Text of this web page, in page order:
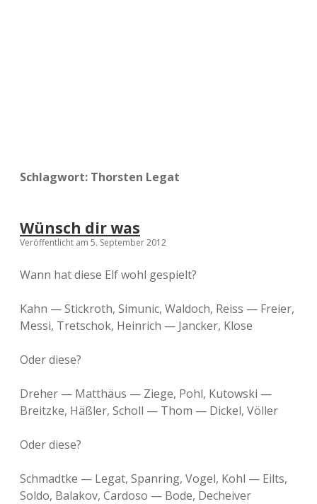
Schlagwort: Thorsten Legat
Wünsch dir was
Veröffentlicht am 5. September 2012
Wann hat diese Elf wohl gespielt?
Kahn — Stickroth, Simunic, Waldoch, Reiss — Freier,
Messi, Tretschok, Heinrich — Jancker, Klose
Oder diese?
Dreher — Matthäus — Ziege, Pohl, Kutowski —
Breitzke, Häßler, Scholl — Thom — Dickel, Völler
Oder diese?
Schmadtke — Legat, Spanring, Vogel, Kohl — Eilts,
Soldo, Balakov, Cardoso — Bode, Decheiver